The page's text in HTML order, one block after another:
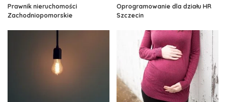
Prawnik nieruchomości
Zachodniopomorskie
Oprogramowanie dla działu HR
Szczecin